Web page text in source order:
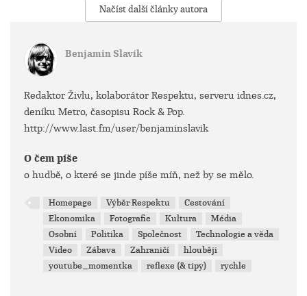
Načíst další články autora
Benjamin Slavík
Redaktor Živlu, kolaborátor Respektu, serveru idnes.cz,
deníku Metro, časopisu Rock & Pop.
http://www.last.fm/user/benjaminslavik
O čem píše
o hudbě, o které se jinde píše míň, než by se mělo.
Homepage Výběr Respektu
Cestování
Ekonomika
Fotografie Kultura
Média
Osobní
Politika Společnost
Technologie a věda
Video
Zábava Zahraničí
hlouběji
youtube_momentka
reflexe (& tipy) rychle